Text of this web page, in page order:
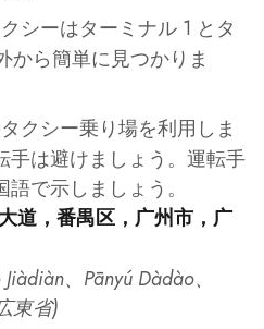
シーはターミナル 1 とタ
から簡単に見つかりま
クシー乗り場を利用しま
手は避けましょう。運転手
で示しましょう。
道，番禺区，广州市，广
、Pānyú Dàdào、
東省)